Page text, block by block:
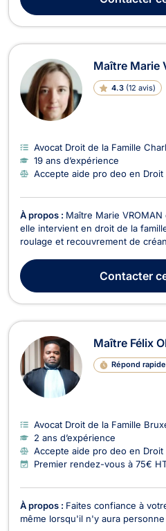
d'admission au séjour sur le t...
Maître Marie
4.3 (12 avis)
Avocat Droit de la Famille
19 ans d’expérience
Accepte aide pro deo en Droit
À propos : Maître Marie
elle intervient en droit de la
roulage et recouvrement de
séparation, les régimes
l’autorité parentale, le droi...
Contacter
Maître Félix
Répond
Avocat Droit de la Famille
2 ans d’expérience
Accepte aide pro deo en Droit
Premier rendez-vous à 75€
À propos : Faites confiance à
même lorsqu'il n'y aura